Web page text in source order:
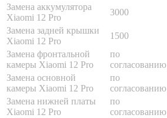
Замена аккумулятора
Xiaomi 12 Pro
3000
Замена задней крышки
Xiaomi 12 Pro
1500
Замена фронтальной
камеры Xiaomi 12 Pro
по
согласованию
Замена основной
камеры Xiaomi 12 Pro
по
согласованию
Замена нижней платы
Xiaomi 12 Pro
по
согласованию